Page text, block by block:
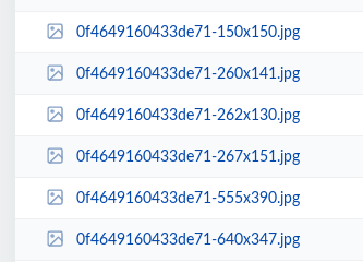
0f4649160433de71-150x150.jpg
0f4649160433de71-260x141.jpg
0f4649160433de71-262x130.jpg
0f4649160433de71-267x151.jpg
0f4649160433de71-555x390.jpg
0f4649160433de71-640x347.jpg